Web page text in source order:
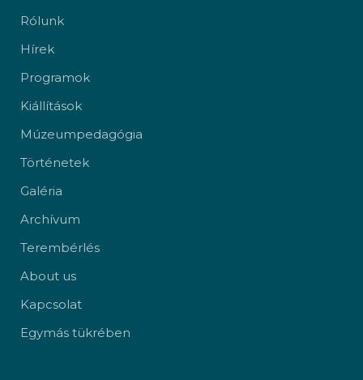
Rólunk
Hírek
Programok
Kiállítások
Múzeumpedagógia
Történetek
Galéria
Archívum
Terembérlés
About us
Kapcsolat
Egymás tükrében